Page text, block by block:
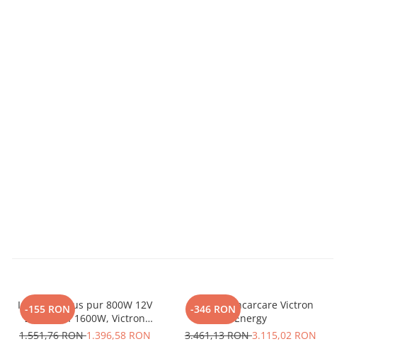
-155 RON
Invertor sinus pur 800W 12V
230V, varf 1600W, Victron
Phoenix, pentru auto, panouri
1.551,76 RON1.396,58 RON
-346 RON
Statie De Incarcare Victron
Energy
3.461,13 RON3.115,02 RON